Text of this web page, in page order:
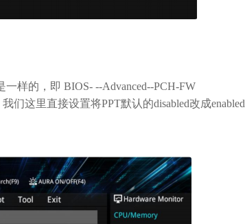
的，即 BIOS- --Advanced--PCH-FW
们这里直接设置将PPT默认的disabled改成enabled